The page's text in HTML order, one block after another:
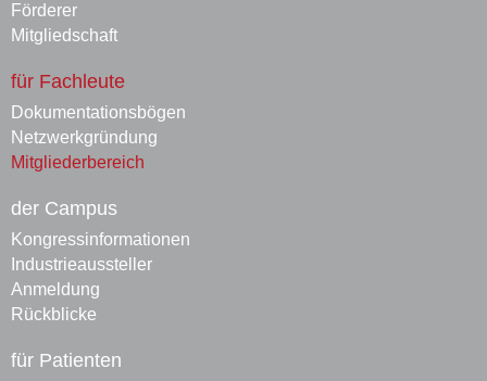
Förderer
Mitgliedschaft
für Fachleute
Dokumentationsbögen
Netzwerkgründung
Mitgliederbereich
der Campus
Kongressinformationen
Industrieaussteller
Anmeldung
Rückblicke
für Patienten